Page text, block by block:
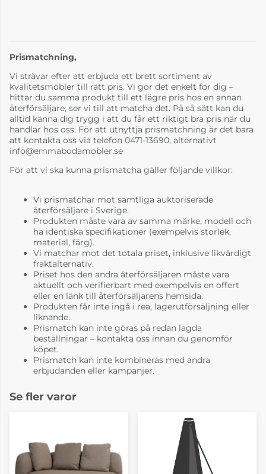
Prismatchning,
Vi strävar efter att erbjuda ett brett sortiment av
kvalitetsmöbler till rätt pris. Vi gör det enkelt för dig –
hittar du samma produkt till ett lägre pris hos en annan
återförsäljare, ser vi till att matcha det. På så sätt kan du
alltid känna dig trygg i att du får ett riktigt bra pris när du
handlar hos oss. För att utnyttja prismatchning är det bara
att kontakta oss via telefon 0471-13690, alternativt
info@emmabodamobler.se
För att vi ska kunna prismatcha gäller följande villkor:
Vi prismatchar mot samtliga auktoriserade
återförsäljare i Sverige.
Produkten måste vara av samma märke, modell och
ha identiska specifikationer (exempelvis storlek,
material, färg).
Vi matchar mot det totala priset, inklusive likvärdigt
fraktalternativ.
Priset hos den andra återförsäljaren måste vara
aktuellt och verifierbart med exempelvis en offert
eller en länk till återförsäljarens hemsida.
Produkten får inte ingå i rea, lagerutförsäljning eller
liknande.
Prismatch kan inte göras på redan lagda
beställningar – kontakta oss innan du genomför
köpet.
Prismatch kan inte kombineras med andra
erbjudanden eller kampanjer.
Se fler varor